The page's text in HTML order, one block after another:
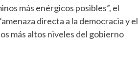
más enérgicos posibles”, el
directa a la democracia y el
más altos niveles del gobierno